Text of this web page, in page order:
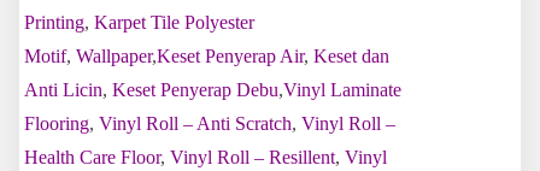
Printing, Karpet Tile Polyester
Motif, Wallpaper,Keset Penyerap Air, Keset dan
Anti Licin, Keset Penyerap Debu,Vinyl Laminate
Flooring, Vinyl Roll – Anti Scratch, Vinyl Roll –
Health Care Floor, Vinyl Roll – Resillent, Vinyl